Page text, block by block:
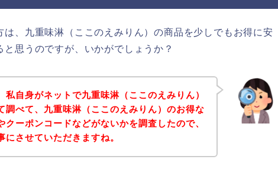
は、九重味淋（ここのえみりん）の商品を少しでもお得に安
と思うのですが、いかがでしょうか？
私自身がネットで九重味淋（ここのえみりん）
調べて、九重味淋（ここのえみりん）のお得な
クーポンコードなどがないかを調査したので、
にさせていただきますね。